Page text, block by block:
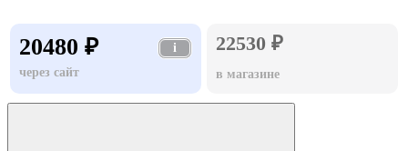
20480 ₽
i
через сайт
22530 ₽
в магазине